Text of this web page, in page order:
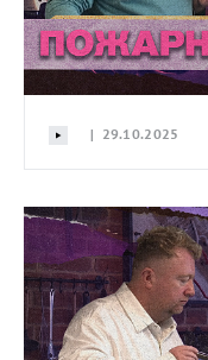
| 29.10.2025